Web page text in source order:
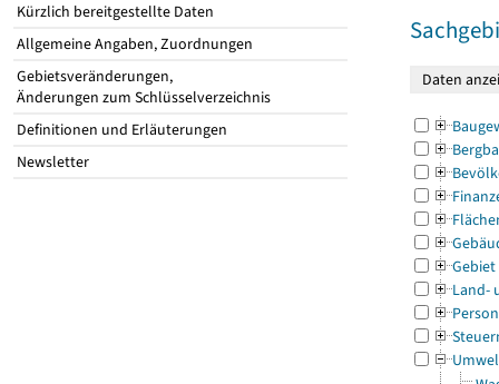
Kürzlich bereitgestellte Daten
Allgemeine Angaben, Zuordnungen
Gebietsveränderungen,
Änderungen zum Schlüsselverzeichnis
Definitionen und Erläuterungen
Newsletter
Gebiet
Land-